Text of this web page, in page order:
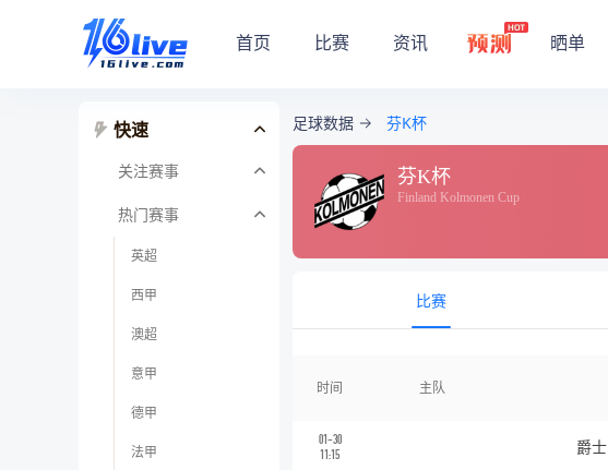
首页 比赛 资讯 晒单
快速
关注赛事
热门赛事
英超
西甲
澳超
意甲
德甲
法甲
足球数据 芬K杯
芬K杯
Finland Kolmonen Cup
比赛
时间 主队
01-30
11:15
爵士